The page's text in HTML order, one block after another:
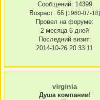
Сообщений: 14399
Возраст: 66 [1960-07-18]
Провел на форуме:
2 месяца 6 дней
Последний визит:
2014-10-26 20:33:11
virginia
Душа компании!